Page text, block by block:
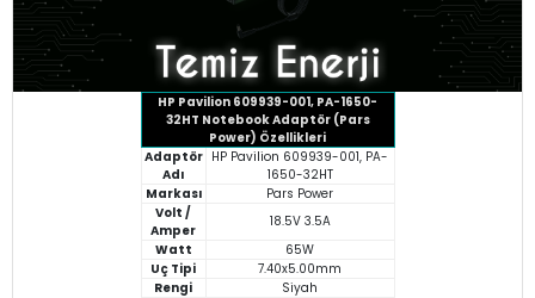
HP Pavilion 609939-001, PA-1650-
32HT Notebook Adaptör (Pars
Power) Özellikleri
Adaptör
Adı
HP Pavilion 609939-001, PA-
1650-32HT
Markası
Pars Power
Volt /
Amper
18.5V 3.5A
Watt
65W
Uç Tipi
7.40x5.00mm
Rengi
Siyah